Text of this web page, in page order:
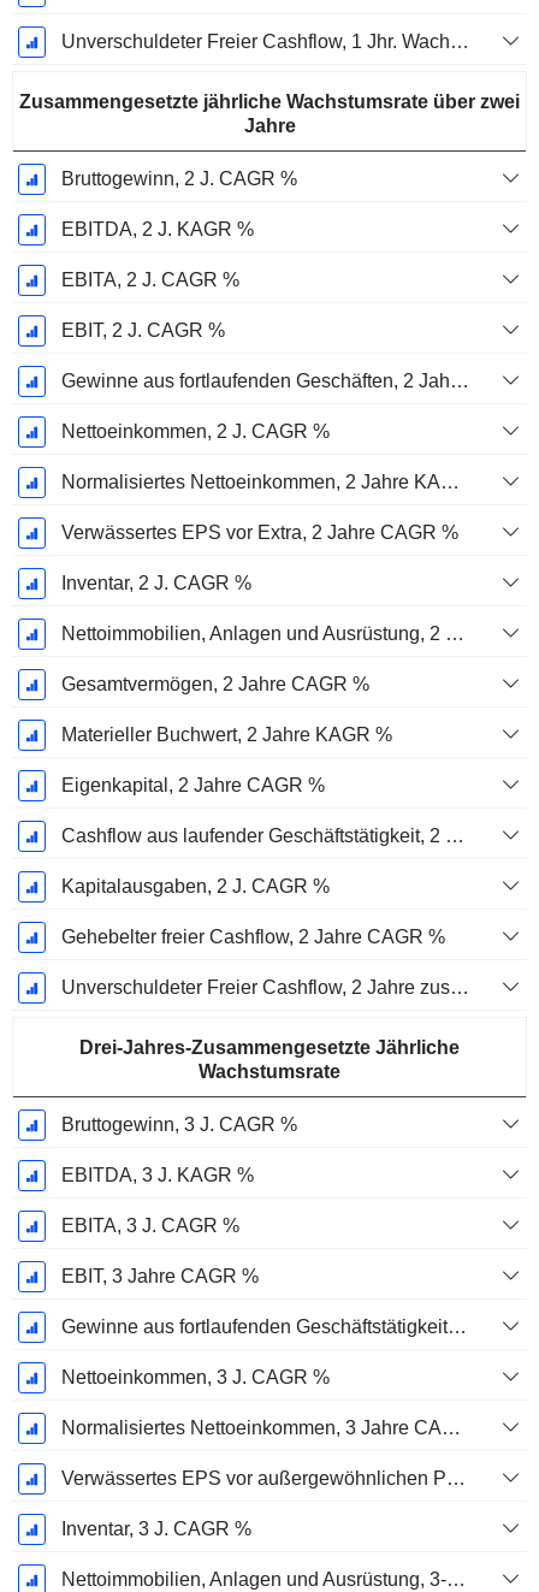
Unverschuldeter Freier Cashflow, 1 Jhr. Wachstum %
Zusammengesetzte jährliche Wachstumsrate über zwei
Jahre
Bruttogewinn, 2 J. CAGR %
EBITDA, 2 J. KAGR %
EBITA, 2 J. CAGR %
EBIT, 2 J. CAGR %
Gewinne aus fortlaufenden Geschäften, 2 Jahre. CAGR %
Nettoeinkommen, 2 J. CAGR %
Normalisiertes Nettoeinkommen, 2 Jahre KAGR %
Verwässertes EPS vor Extra, 2 Jahre CAGR %
Inventar, 2 J. CAGR %
Nettoimmobilien, Anlagen und Ausrüstung, 2 Jahre. CAGR %
Gesamtvermögen, 2 Jahre CAGR %
Materieller Buchwert, 2 Jahre KAGR %
Eigenkapital, 2 Jahre CAGR %
Cashflow aus laufender Geschäftstätigkeit, 2 Jahre CAGR %
Kapitalausgaben, 2 J. CAGR %
Gehebelter freier Cashflow, 2 Jahre CAGR %
Unverschuldeter Freier Cashflow, 2 Jahre zusammengesetzte jährliche Wachstumsrate %
Drei-Jahres-Zusammengesetzte Jährliche
Wachstumsrate
Bruttogewinn, 3 J. CAGR %
EBITDA, 3 J. KAGR %
EBITA, 3 J. CAGR %
EBIT, 3 Jahre CAGR %
Gewinne aus fortlaufenden Geschäftstätigkeiten, 3 Jahre KAGR %
Nettoeinkommen, 3 J. CAGR %
Normalisiertes Nettoeinkommen, 3 Jahre CAGR %
Verwässertes EPS vor außergewöhnlichen Posten, 3-Jahres-CAGR %
Inventar, 3 J. CAGR %
Nettoimmobilien, Anlagen und Ausrüstung, 3-Jahres-CAGR %